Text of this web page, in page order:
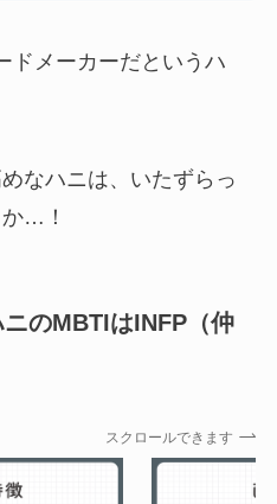
ドメーカーだというハ
なハニは、いたずらっ
…！
のMBTIはINFP（仲
スクロールできます